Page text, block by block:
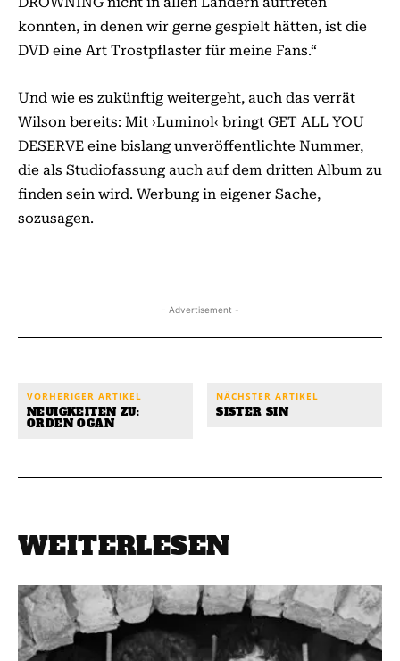
konnten, in denen wir gerne gespielt hätten, ist die
DVD eine Art Trostpflaster für meine Fans.“
Und wie es zukünftig weitergeht, auch das verrät
Wilson bereits: Mit ›Luminol‹ bringt GET ALL YOU
DESERVE eine bislang unveröffentlichte Nummer,
die als Studiofassung auch auf dem dritten Album zu
finden sein wird. Werbung in eigener Sache,
sozusagen.
- Advertisement -
VORHERIGER ARTIKEL
NEUIGKEITEN ZU:
ORDEN OGAN
NÄCHSTER ARTIKEL
SISTER SIN
WEITERLESEN